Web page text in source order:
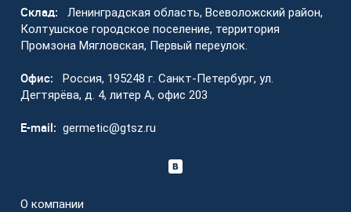
Склад:
Ленинградская область, Всеволожский район,
Колтушское городское поселение, территория
Промзона Мягловская, Первый переулок.
Офис:
Россия, 195248 г. Санкт-Петербург, ул.
Дегтярёва, д. 4, литер А, офис 203
E-mail: germetic@gtsz.ru
О компании